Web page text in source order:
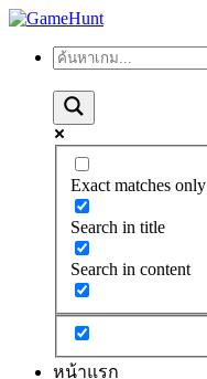
Exact matches only
Search in title
Search in content
หน้าแรก